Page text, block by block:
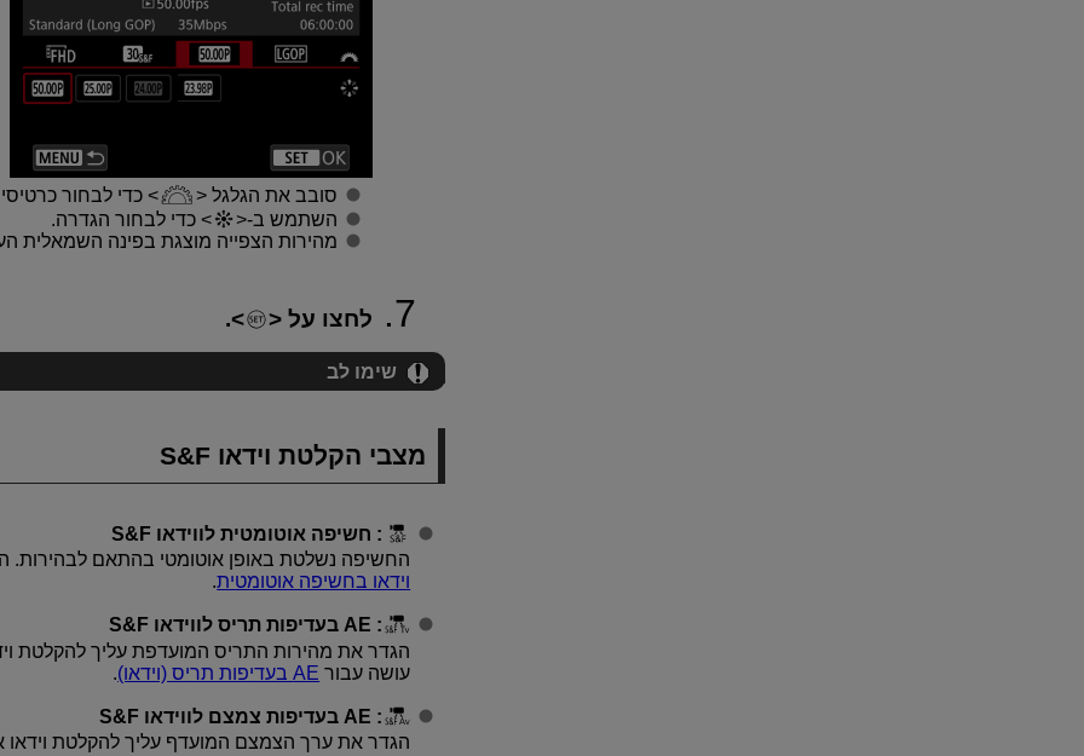
סובב את הגלגל
כדי לבחור
השתמש ב-
כדי לבחור הגדרה.
מהירות הצפייה מוצגת בפינה השמאלית
לחצו על .
שימו לב
מצבי הקלטת וידאו S&F
: חשיפה אוטומטית לווידאו S&F
החשיפה נשלטת באופן אוטומטי בהתאם לבהירות.
וידאו בחשיפה אוטומטית.
: AE בעדיפות תריס לווידאו S&F
הגדר את מהירות התריס המועדפת עליך להקלטת
עושה עבור AE בעדיפות תריס (וידאו) .
: AE בעדיפות צמצם לווידאו S&F
הגדר את ערך הצמצם המועדף עליך להקלטת וידאו